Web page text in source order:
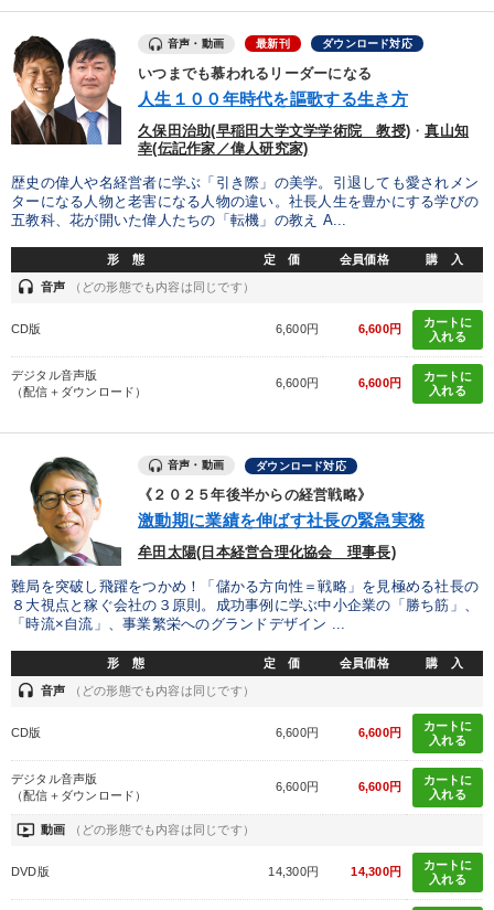
音声・動画 最新刊 ダウンロード対応
いつまでも慕われるリーダーになる
人生１００年時代を謳歌する生き方
久保田治助(早稲田大学文学学術院 教授) ・真山知
幸(伝記作家／偉人研究家)
歴史の偉人や名経営者に学ぶ「引き際」の美学。引退しても愛されメン
ターになる人物と老害になる人物の違い。社長人生を豊かにする学びの
五教科、花が開いた偉人たちの「転機」の教え A...
形 態 定 価 会員価格 購 入
headset 音声 （どの形態でも内容は同じです）
CD版 6,600円 6,600円
カートに
入れる
デジタル音声版
（配信＋ダウンロード）
6,600円 6,600円
カートに
入れる
音声・動画 ダウンロード対応
《２０２５年後半からの経営戦略》
激動期に業績を伸ばす社長の緊急実務
牟田太陽(日本経営合理化協会 理事長)
難局を突破し飛躍をつかめ！「儲かる方向性＝戦略」を見極める社長の
８大視点と稼ぐ会社の３原則。成功事例に学ぶ中小企業の「勝ち筋」、
「時流×自流」、事業繁栄へのグランドデザイン ...
形 態 定 価 会員価格 購 入
headset 音声 （どの形態でも内容は同じです）
CD版 6,600円 6,600円
カートに
入れる
デジタル音声版
（配信＋ダウンロード）
6,600円 6,600円
カートに
入れる
ondemand_video 動画 （どの形態でも内容は同じです）
DVD版 14,300円 14,300円
カートに
入れる